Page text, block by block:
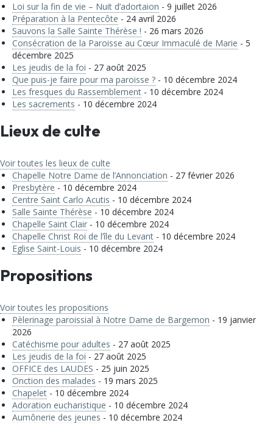
Loi sur la fin de vie – Nuit d’adortaion - 9 juillet 2026
Préparation à la Pentecôte - 24 avril 2026
Sauvons la Salle Sainte Thérèse ! - 26 mars 2026
Consécration de la Paroisse au Cœur Immaculé de Marie - 5
décembre 2025
Les jeudis de la foi - 27 août 2025
Que puis-je faire pour ma paroisse ? - 10 décembre 2024
Les fresques du Rassemblement - 10 décembre 2024
Les sacrements - 10 décembre 2024
Lieux de culte
Voir toutes les lieux de culte
Chapelle Notre Dame de l’Annonciation - 27 février 2026
Presbytère - 10 décembre 2024
Centre Saint Carlo Acutis - 10 décembre 2024
Salle Sainte Thérèse - 10 décembre 2024
Chapelle Saint Clair - 10 décembre 2024
Chapelle Christ Roi de l’île du Levant - 10 décembre 2024
Eglise Saint-Louis - 10 décembre 2024
Propositions
Voir toutes les propositions
Pèlerinage paroissial à Notre Dame de Bargemon - 19 janvier
2026
Catéchisme pour adultes - 27 août 2025
Les jeudis de la foi - 27 août 2025
OFFICE des LAUDES - 25 juin 2025
Onction des malades - 19 mars 2025
Chapelet - 10 décembre 2024
Adoration eucharistique - 10 décembre 2024
Aumônerie des jeunes - 10 décembre 2024